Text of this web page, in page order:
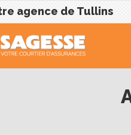
agence de Tullins